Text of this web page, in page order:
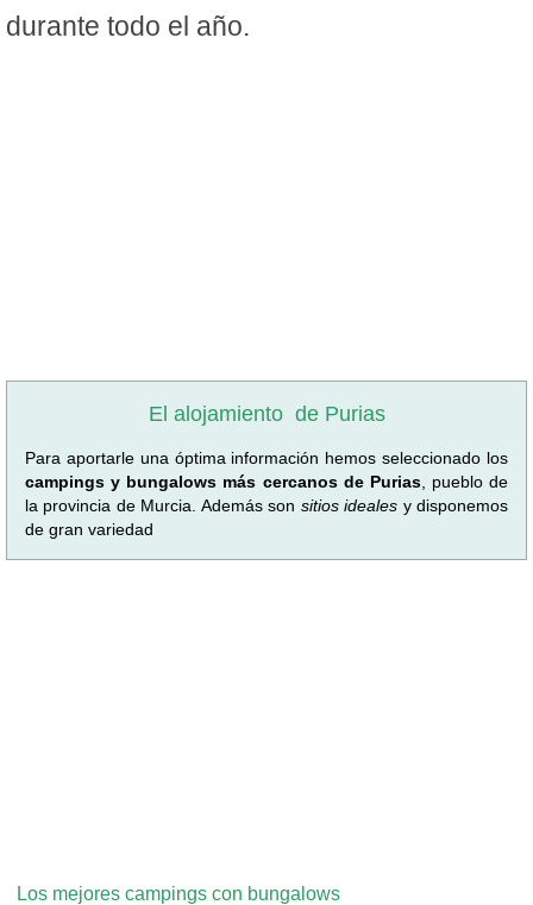
durante todo el año.
El alojamiento de Purias
Para aportarle una óptima información hemos seleccionado los
campings y bungalows más cercanos de Purias, pueblo de
la provincia de Murcia. Además son sitios ideales y disponemos
de gran variedad
Los mejores campings con bungalows